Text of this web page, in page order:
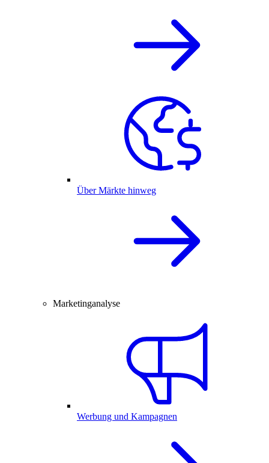
Über Märkte hinweg
Marketinganalyse
Werbung und Kampagnen